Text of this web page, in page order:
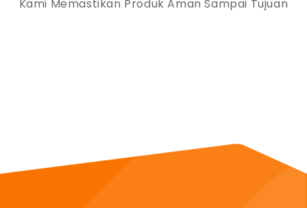
Kami Memastikan Produk Aman Sampai Tujuan